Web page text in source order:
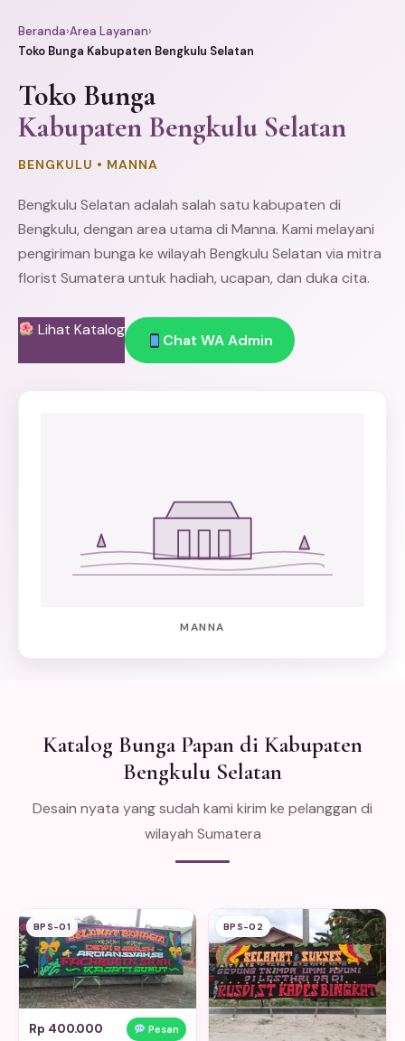
Beranda›Area Layanan›
Toko Bunga Kabupaten Bengkulu Selatan
Toko Bunga
Kabupaten Bengkulu Selatan
BENGKULU • MANNA
Bengkulu Selatan adalah salah satu kabupaten di
Bengkulu, dengan area utama di Manna. Kami melayani
pengiriman bunga ke wilayah Bengkulu Selatan via mitra
florist Sumatera untuk hadiah, ucapan, dan duka cita.
Lihat Katalog
Chat WA Admin
MANNA
Katalog Bunga Papan di Kabupaten
Bengkulu Selatan
Desain nyata yang sudah kami kirim ke pelanggan di
wilayah Sumatera
BPS-01
Rp 400.000 Pesan
BPS-02